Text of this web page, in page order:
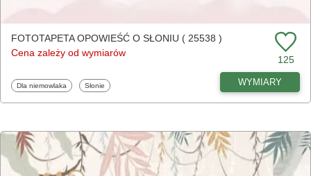
FOTOTAPETA OPOWIEŚĆ O SŁONIU ( 25538 )
Cena zależy od wymiarów
125
Fototapety
Dla niemowlaka Fototapety
Słonie WYMIARY